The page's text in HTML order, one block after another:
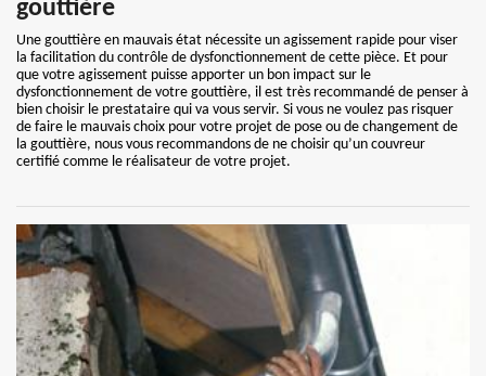
gouttière
Une gouttière en mauvais état nécessite un agissement rapide pour viser
la facilitation du contrôle de dysfonctionnement de cette pièce. Et pour
que votre agissement puisse apporter un bon impact sur le
dysfonctionnement de votre gouttière, il est très recommandé de penser à
bien choisir le prestataire qui va vous servir. Si vous ne voulez pas risquer
de faire le mauvais choix pour votre projet de pose ou de changement de
la gouttière, nous vous recommandons de ne choisir qu’un couvreur
certifié comme le réalisateur de votre projet.